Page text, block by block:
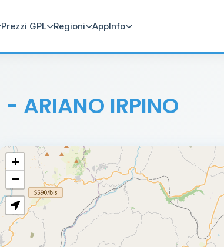
Prezzi GPL Regioni AppInfo
- ARIANO IRPINO
+
−